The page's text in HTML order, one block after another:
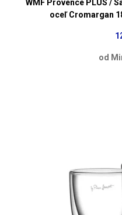
WMF Provence PLUS /
oceľ Cromargan
od